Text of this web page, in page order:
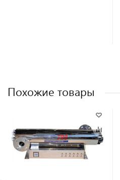
Похожие товары